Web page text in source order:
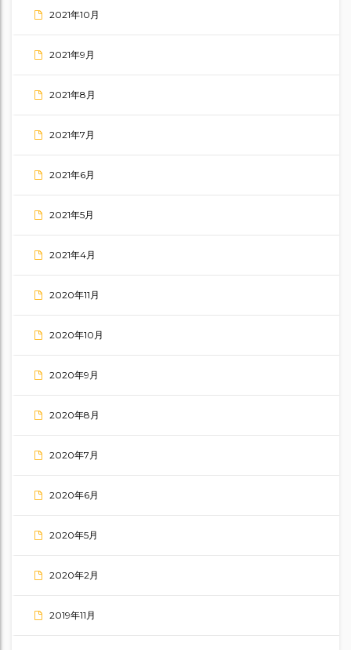
2021年10月
2021年9月
2021年8月
2021年7月
2021年6月
2021年5月
2021年4月
2020年11月
2020年10月
2020年9月
2020年8月
2020年7月
2020年6月
2020年5月
2020年2月
2019年11月